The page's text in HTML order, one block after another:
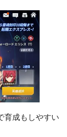
育成もしやすい